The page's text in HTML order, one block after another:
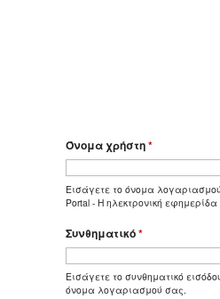
Όνομα χρήστη*
Εισάγετε το όνομα
Portal - Η ηλεκτρονική
Συνθηματικό*
Εισάγετε το συνθηματικό
όνομα λογαριασμού σας.